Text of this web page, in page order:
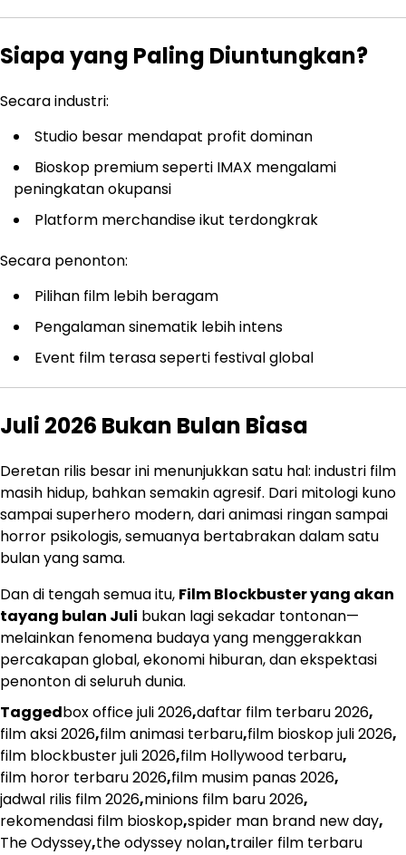
Siapa yang Paling Diuntungkan?
Secara industri:
Studio besar mendapat profit dominan
Bioskop premium seperti IMAX mengalami
peningkatan okupansi
Platform merchandise ikut terdongkrak
Secara penonton:
Pilihan film lebih beragam
Pengalaman sinematik lebih intens
Event film terasa seperti festival global
Juli 2026 Bukan Bulan Biasa
Deretan rilis besar ini menunjukkan satu hal: industri film
masih hidup, bahkan semakin agresif. Dari mitologi kuno
sampai superhero modern, dari animasi ringan sampai
horror psikologis, semuanya bertabrakan dalam satu
bulan yang sama.
Dan di tengah semua itu, Film Blockbuster yang akan
tayang bulan Juli bukan lagi sekadar tontonan—
melainkan fenomena budaya yang menggerakkan
percakapan global, ekonomi hiburan, dan ekspektasi
penonton di seluruh dunia.
Taggedbox office juli 2026,daftar film terbaru 2026,
film aksi 2026,film animasi terbaru,film bioskop juli 2026,
film blockbuster juli 2026,film Hollywood terbaru,
film horor terbaru 2026,film musim panas 2026,
jadwal rilis film 2026,minions film baru 2026,
rekomendasi film bioskop,spider man brand new day,
The Odyssey,the odyssey nolan,trailer film terbaru